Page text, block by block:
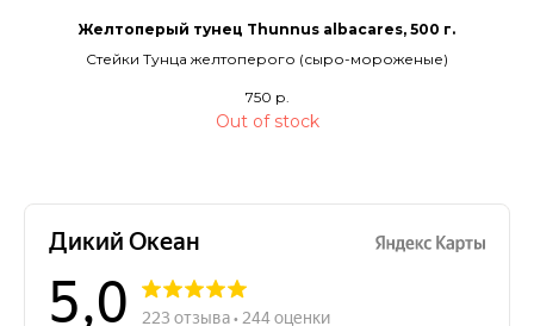
Желтоперый тунец Thunnus albacares, 500 г.
Стейки Тунца желтоперого (сыро-мороженые)
750 р.
Out of stock